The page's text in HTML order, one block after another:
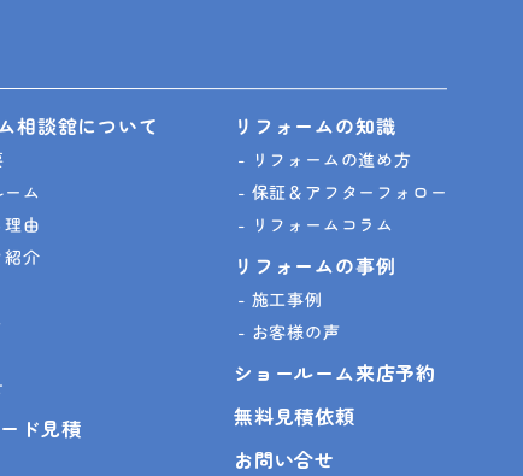
相談舘について
ム
由
紹介
ド見積
リフォームの知識
リフォームの進め方
保証＆アフターフォロー
リフォームコラム
リフォームの事例
施工事例
お客様の声
ショールーム来店予約
無料見積依頼
お問い合せ